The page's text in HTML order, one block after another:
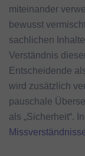
miteinander
bewusst
sachlichen
Verständnis
Entscheidende
wird zusätzlich
pauschale
als „Sicherheit“.